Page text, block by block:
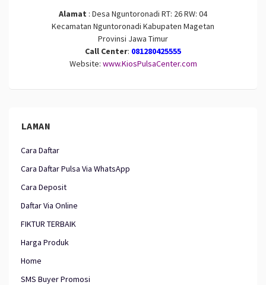
Alamat : Desa Nguntoronadi RT: 26 RW: 04
Kecamatan Nguntoronadi Kabupaten Magetan
Provinsi Jawa Timur
Call Center: 081280425555
Website: www.KiosPulsaCenter.com
LAMAN
Cara Daftar
Cara Daftar Pulsa Via WhatsApp
Cara Deposit
Daftar Via Online
FIKTUR TERBAIK
Harga Produk
Home
SMS Buyer Promosi